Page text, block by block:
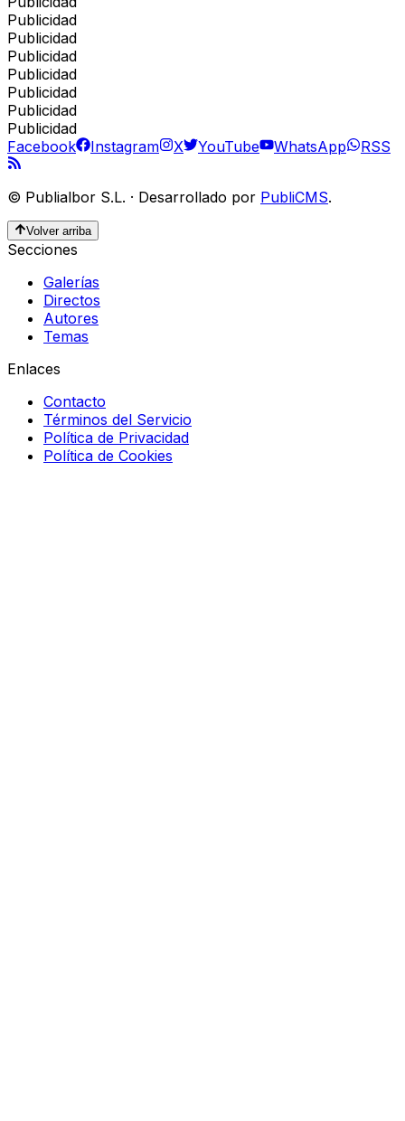
Publicidad
Publicidad
Publicidad
Publicidad
Publicidad
Publicidad
Publicidad
Facebook
Instagram X YouTube WhatsApp RSS
© Publialbor S.L. · Desarrollado por PubliCMS.
Volver arriba
Secciones
Galerías
Directos
Autores
Temas
Enlaces
Contacto
Términos del Servicio
Política de Privacidad
Política de Cookies